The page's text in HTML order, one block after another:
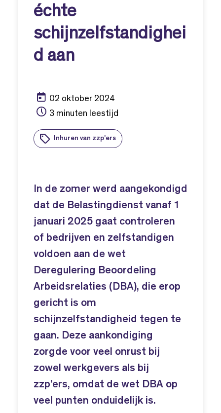
échte
schijnzelfstandighei
d aan
02 oktober 2024
3 minuten leestijd
Inhuren van zzp'ers
In de zomer werd aangekondigd
dat de Belastingdienst vanaf 1
januari 2025 gaat controleren
of bedrijven en zelfstandigen
voldoen aan de wet
Deregulering Beoordeling
Arbeidsrelaties (DBA), die erop
gericht is om
schijnzelfstandigheid tegen te
gaan. Deze aankondiging
zorgde voor veel onrust bij
zowel werkgevers als bij
zzp’ers, omdat de wet DBA op
veel punten onduidelijk is.